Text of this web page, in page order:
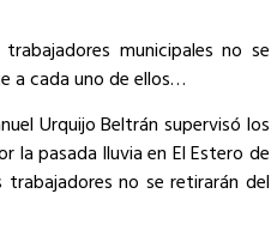
municipales no se
a cada uno de ellos…
Urquijo Beltrán supervisó los
la pasada lluvia en El Estero de
no se retirarán del